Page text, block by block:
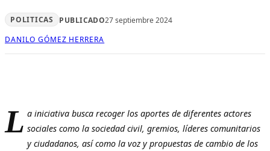
POLITICAS PUBLICADO27 septiembre 2024
DANILO GÓMEZ HERRERA
L a iniciativa busca recoger los aportes de diferentes actores
sociales como la sociedad civil, gremios, líderes comunitarios
y ciudadanos, así como la voz y propuestas de cambio de los